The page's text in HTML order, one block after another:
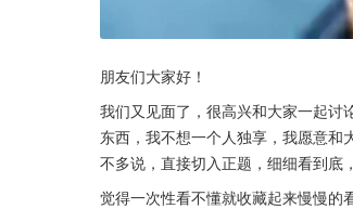
朋友们大家好！
我们又见面了，很高兴和大家一起讨
东西，我不想一个人独享，我愿意
不多说，直接切入正题，细细看到底
觉得一次性看不懂就收藏起来慢慢的